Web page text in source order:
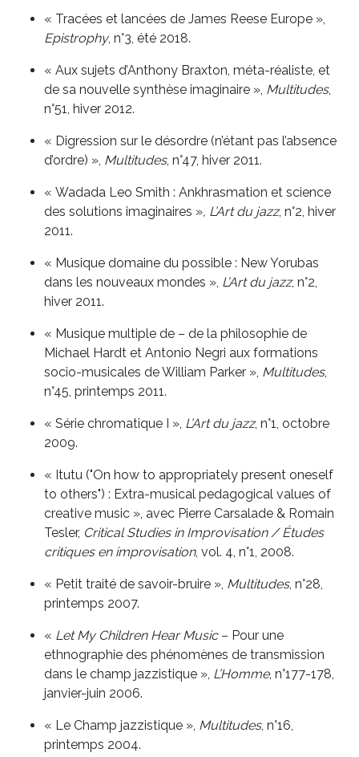
« Tracées et lancées de James Reese Europe »,
Epistrophy, n°3, été 2018.
« Aux sujets d’Anthony Braxton, méta-réaliste, et
de sa nouvelle synthèse imaginaire », Multitudes,
n°51, hiver 2012.
« Digression sur le désordre (n’étant pas l’absence
d’ordre) », Multitudes, n°47, hiver 2011.
« Wadada Leo Smith : Ankhrasmation et science
des solutions imaginaires », L’Art du jazz, n°2, hiver
2011.
« Musique domaine du possible : New Yorubas
dans les nouveaux mondes », L’Art du jazz, n°2,
hiver 2011.
« Musique multiple de – de la philosophie de
Michael Hardt et Antonio Negri aux formations
socio-musicales de William Parker », Multitudes,
n°45, printemps 2011.
« Série chromatique I », L’Art du jazz, n°1, octobre
2009.
« Itutu ("On how to appropriately present oneself
to others") : Extra-musical pedagogical values of
creative music », avec Pierre Carsalade & Romain
Tesler, Critical Studies in Improvisation / Études
critiques en improvisation, vol. 4, n°1, 2008.
« Petit traité de savoir-bruire », Multitudes, n°28,
printemps 2007.
« Let My Children Hear Music– Pour une
ethnographie des phénomènes de transmission
dans le champ jazzistique », L’Homme, n°177-178,
janvier-juin 2006.
« Le Champ jazzistique », Multitudes, n°16,
printemps 2004.